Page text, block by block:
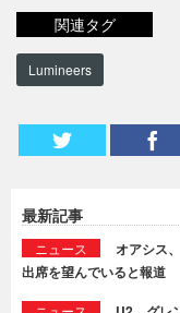
関連タグ
Lumineers
最新記事
ニュース
オアシス
出席を望んでいると報道